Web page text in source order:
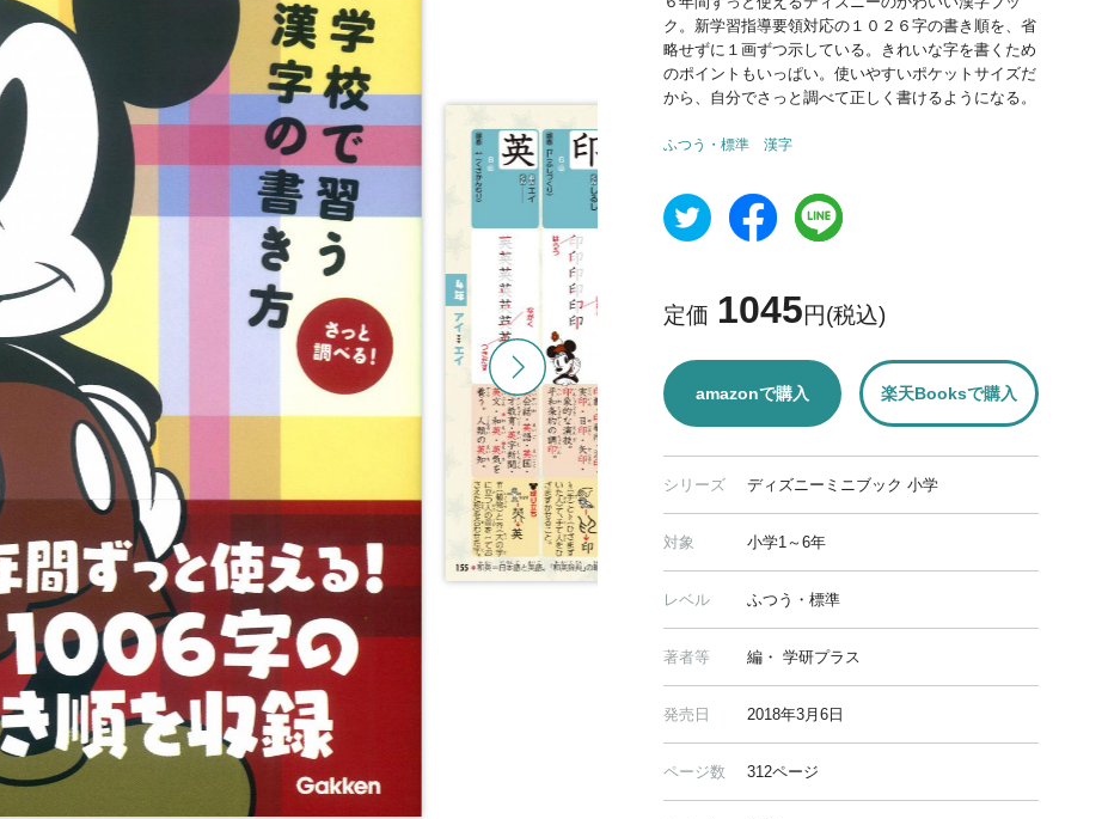
ク。新学習指導要領対応の１０２６字の書き順を、省
略せずに１画ずつ示している。きれいな字を書くため
のポイントもいっぱい。使いやすいポケットサイズだ
から、自分でさっと調べて正しく書けるようになる。
ふつう・標準 漢字
定価 1045円(税込)
amazonで購入 楽天Booksで購入
シリーズ ディズニーミニブック 小学
対象 小学1～6年
レベル ふつう・標準
著者等 編・ 学研プラス
発売日 2018年3月6日
ページ数 312ページ